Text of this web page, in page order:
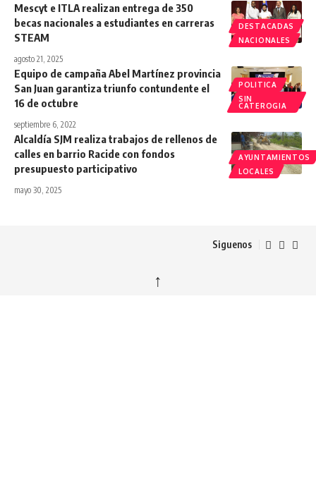
DESTACADAS
NACIONALES
Mescyt e ITLA realizan entrega de 350
becas nacionales a estudiantes en carreras
STEAM
agosto 21, 2025
POLITICA
SIN
CATEROGIA
Equipo de campaña Abel Martínez provincia
San Juan garantiza triunfo contundente el
16 de octubre
septiembre 6, 2022
AYUNTAMIENTOS
LOCALES
Alcaldía SJM realiza trabajos de rellenos de
calles en barrio Racide con fondos
presupuesto participativo
mayo 30, 2025
Siguenos
↑